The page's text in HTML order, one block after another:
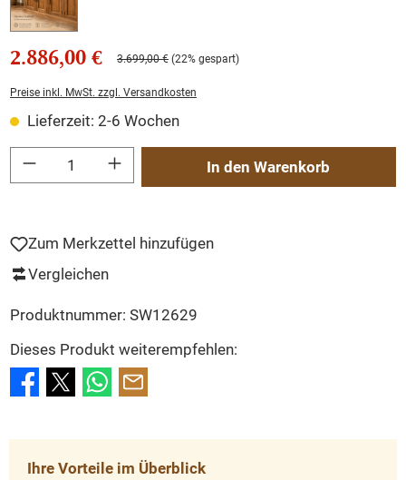
2.886,00 € 3.699,00 € (22% gespart)
Preise inkl. MwSt. zzgl. Versandkosten
Lieferzeit: 2-6 Wochen
Produkt Anzahl: Gib den gewünschten Wert ein oder benutze die Schaltflächen
In den Warenkorb
Zum Merkzettel hinzufügen
Vergleichen
Produktnummer: SW12629
Dieses Produkt weiterempfehlen:
Ihre Vorteile im Überblick